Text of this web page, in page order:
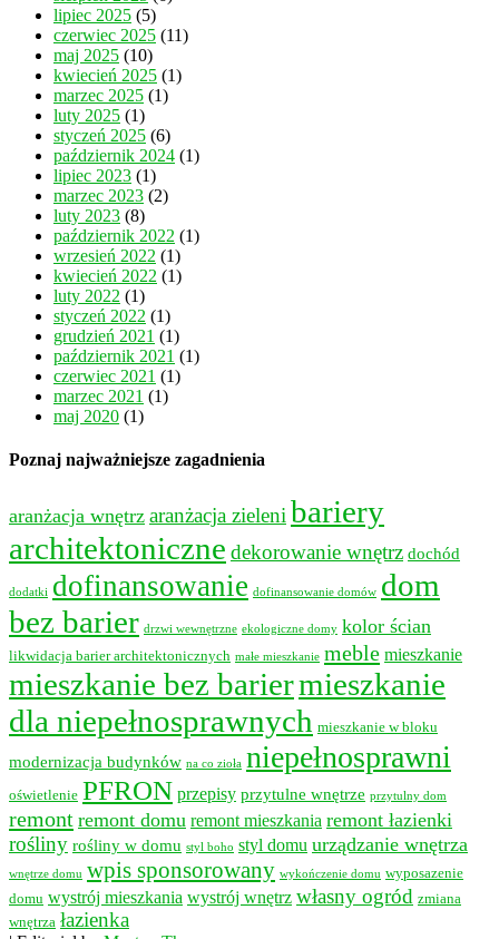
lipiec 2025 (5)
czerwiec 2025 (11)
maj 2025 (10)
kwiecień 2025 (1)
marzec 2025 (1)
luty 2025 (1)
styczeń 2025 (6)
październik 2024 (1)
lipiec 2023 (1)
marzec 2023 (2)
luty 2023 (8)
październik 2022 (1)
wrzesień 2022 (1)
kwiecień 2022 (1)
luty 2022 (1)
styczeń 2022 (1)
grudzień 2021 (1)
październik 2021 (1)
czerwiec 2021 (1)
marzec 2021 (1)
maj 2020 (1)
Poznaj najważniejsze zagadnienia
aranżacja wnętrz aranżacja zieleni bariery
architektoniczne dekorowanie wnętrz dochód
dodatki dofinansowanie dofinansowanie domów dom
bez barier drzwi wewnętrzne ekologiczne domy kolor ścian
likwidacja barier architektonicznych małe mieszkanie meble mieszkanie
mieszkanie bez bariermieszkanie
dla niepełnosprawnych mieszkanie w bloku
modernizacja budynków na co zioła niepełnosprawni
oświetlenie PFRON przepisy przytulne wnętrze przytulny dom
remont remont domu remont mieszkania remont łazienki
rośliny rośliny w domu styl boho styl domu urządzanie wnętrza
wnętrze domu wpis sponsorowany wykończenie domu wyposazenie
domu wystrój mieszkania wystrój wnętrz własny ogród zmiana
wnętrza łazienka